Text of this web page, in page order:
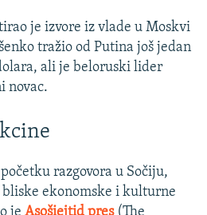
je izvore iz vlade u Moskvi
tražio od Putina još jedan
ali je beloruski lider
novac.
razgovora u Sočiju,
ekonomske i kulturne